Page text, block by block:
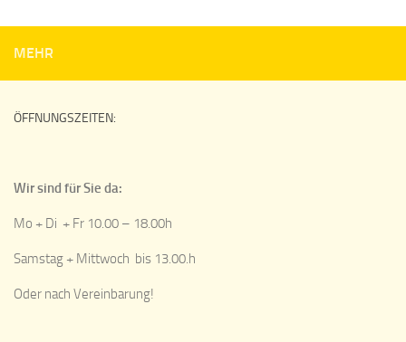
MEHR
ÖFFNUNGSZEITEN:
Wir sind für Sie da:
Mo + Di + Fr 10.00 – 18.00h
Samstag + Mittwoch bis 13.00.h
Oder nach Vereinbarung!